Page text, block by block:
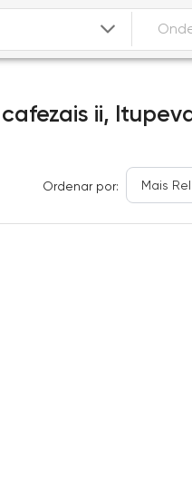
ii,
Ordenar por: Mais